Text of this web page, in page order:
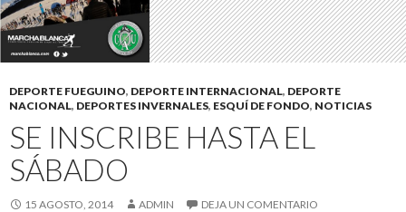
DEPORTE FUEGUINO, DEPORTE INTERNACIONAL, DEPORTE
NACIONAL, DEPORTES INVERNALES, ESQUÍ DE FONDO, NOTICIAS
SE INSCRIBE HASTA EL
SÁBADO
15 AGOSTO, 2014 ADMIN DEJA UN COMENTARIO